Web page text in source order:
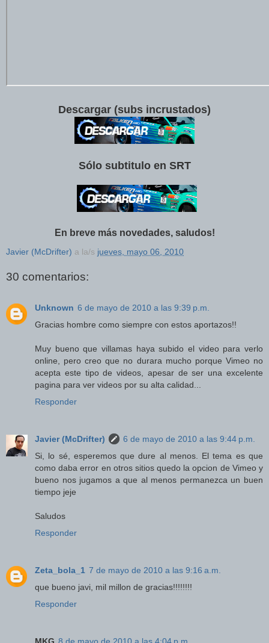
Descargar (subs incrustados)
Sólo subtitulo en SRT
En breve más novedades, saludos!
Javier (McDrifter) a la/s jueves, mayo 06, 2010
30 comentarios:
Unknown 6 de mayo de 2010 a las 9:39 p.m.
Gracias hombre como siempre con estos aportazos!!
Muy bueno que villamas haya subido el video para verlo
online, pero creo que no durara mucho porque Vimeo no
acepta este tipo de videos, apesar de ser una excelente
pagina para ver videos por su alta calidad...
Responder
Javier (McDrifter)
6 de mayo de 2010 a las 9:44 p.m.
Si, lo sé, esperemos que dure al menos. El tema es que
como daba error en otros sitios quedo la opcion de Vimeo y
bueno nos jugamos a que al menos permanezca un buen
tiempo jeje
Saludos
Responder
Zeta_bola_1 7 de mayo de 2010 a las 9:16 a.m.
que bueno javi, mil millon de gracias!!!!!!!!
Responder